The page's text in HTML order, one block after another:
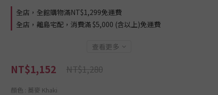
全店，全館購物滿NT$1,299免運費
全店，離島宅配，消費滿 $5,000 (含以上)免運費
查看更多
NT$1,152 NT$1,280
顏色 : 蕎麥 Khaki